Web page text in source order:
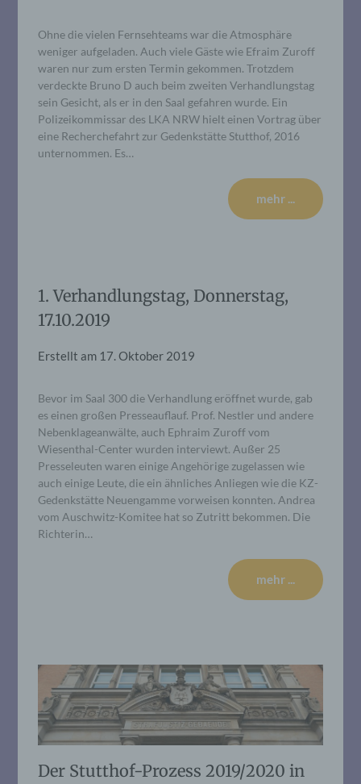
Ohne die vielen Fernsehteams war die Atmosphäre
weniger aufgeladen. Auch viele Gäste wie Efraim Zuroff
waren nur zum ersten Termin gekommen. Trotzdem
verdeckte Bruno D auch beim zweiten Verhandlungstag
sein Gesicht, als er in den Saal gefahren wurde. Ein
Polizeikommissar des LKA NRW hielt einen Vortrag über
eine Recherchefahrt zur Gedenkstätte Stutthof, 2016
unternommen. Es…
mehr ...
1. Verhandlungstag, Donnerstag,
17.10.2019
Erstellt am 17. Oktober 2019
Bevor im Saal 300 die Verhandlung eröffnet wurde, gab
es einen großen Presseauflauf. Prof. Nestler und andere
Nebenklageanwälte, auch Ephraim Zuroff vom
Wiesenthal-Center wurden interviewt. Außer 25
Presseleuten waren einige Angehörige zugelassen wie
auch einige Leute, die ein ähnliches Anliegen wie die KZ-
Gedenkstätte Neuengamme vorweisen konnten. Andrea
vom Auschwitz-Komitee hat so Zutritt bekommen. Die
Richterin…
mehr ...
Der Stutthof-Prozess 2019/2020 in